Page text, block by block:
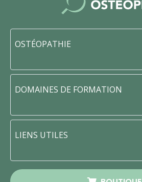
OSTÉOPATHIE
DOMAINES DE FORMATION
LIENS UTILES